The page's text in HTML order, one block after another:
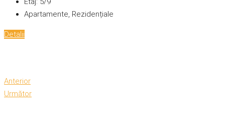
Apartamente, Rezidențiale
Detalii
Anterior
Următor